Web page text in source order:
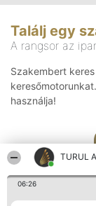
TURUL
06:26
Találj egy
A rangsor az
Szakembert
használja!